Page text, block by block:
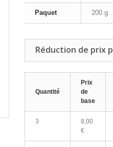
Paquet 200 g
Réduction de prix
Quantité
Prix
de
base
3
8,00
€